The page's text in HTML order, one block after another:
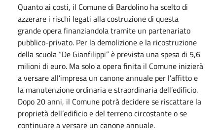
Quanto ai costi, il Comune di Bardolino ha scelto di
azzerare i rischi legati alla costruzione di questa
grande opera finanziandola tramite un partenariato
pubblico-privato. Per la demolizione e la ricostruzione
della scuola “De Gianfilippi” è prevista una spesa di 5,6
milioni di euro. Ma solo a opera finita il Comune inizierà
a versare all’impresa un canone annuale per l’affitto e
la manutenzione ordinaria e straordinaria dell’edificio.
Dopo 20 anni, il Comune potrà decidere se riscattare la
proprietà dell’edificio e del terreno circostante o se
continuare a versare un canone annuale.